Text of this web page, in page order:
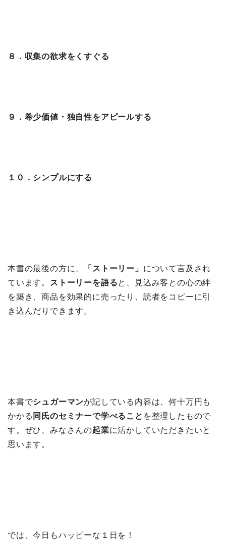
８．収集の欲求をくすぐる
９．希少価値・独自性をアピールする
１０．シンプルにする
本書の最後の方に、 「ストーリー」 について言及され
ています。
ストーリーを語ると、見込み客との心の絆
を築き、商品を効果的に売ったり、読者をコピーに引
き込んだりできます。
本書でシュガーマンが記している内容は、何十万円も
かかる 同氏のセミナーで学べること を整理したもので
す。ぜひ、みなさんの起業に活かしていただきたいと
思います。
では、今日もハッピーな１日を！